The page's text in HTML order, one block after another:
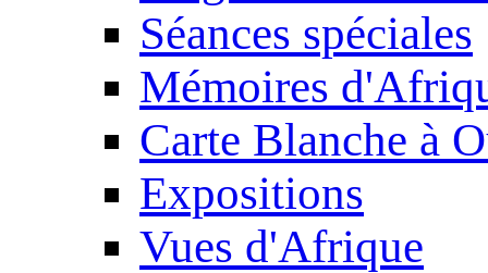
Séances spéciales
Mémoires
Carte Blanche à
Expositions
Vues d'Afrique